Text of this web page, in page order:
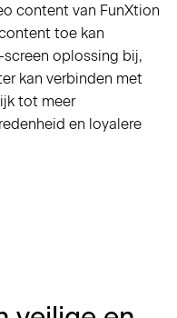
content van FunXtion
toe kan
oplossing bij,
kan verbinden met
tot meer
en loyalere